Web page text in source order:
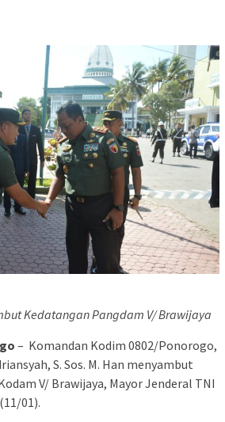
Kedatangan Pangdam V/ Brawijaya
– Komandan Kodim 0802/Ponorogo,
S. Sos. M. Han menyambut
V/ Brawijaya, Mayor Jenderal TNI
01).